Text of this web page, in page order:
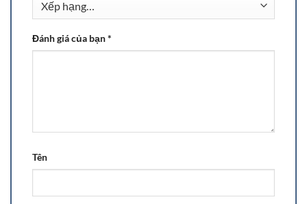
Đánh giá của bạn*
Tên